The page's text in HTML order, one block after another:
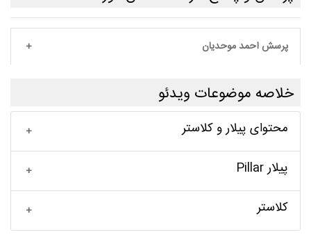
پرسش احمد موحدیان
خلاصه موضوعات ویدئو
محتوای پیلار و کلاستر
پیلار Pillar
کلاستر